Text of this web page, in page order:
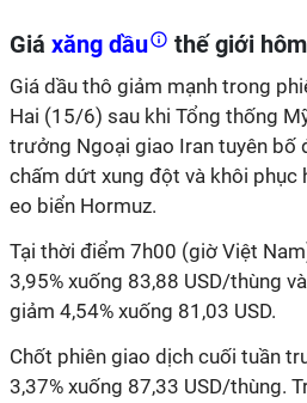
Giá xăng dầu thế giới
Giá dầu thô giảm mạnh trong
Hai (15/6) sau khi Tổng thống
trưởng Ngoại giao Iran tuyên bố
chấm dứt xung đột và khôi phục
eo biển Hormuz.
Tại thời điểm 7h00 (giờ Việt
3,95% xuống 83,88 USD/thùng
giảm 4,54% xuống 81,03 USD.
Chốt phiên giao dịch cuối tuần
3,37% xuống 87,33 USD/thùng.